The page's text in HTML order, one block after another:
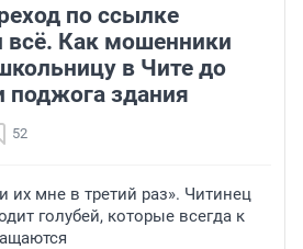
по ссылке
всё. Как мошенники
в Чите до
поджога здания
52
их мне в третий раз». Читинец
голубей, которые всегда к